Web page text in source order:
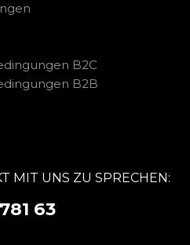
B2C
B2B
MIT UNS ZU SPRECHEN:
63